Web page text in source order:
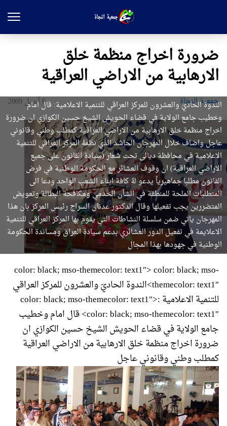
ضرورة اخراج منظمة خلق
الارهابية من الاراضي العراقية
جمعیة النجاة 6 أبريل 2009
الندوة الحاديَ والعشرون للمركز العراقي للتنمية الاعلامية: قال امام
وخطيب جامع الولاية في قضاء الحويش الشيخ حسين الكوازي ان ضرورة
اخراج منظمة خلق الارهابية من الاراضي العراقية كمطلب وطني وقانوني
عاجل واضاف خلال المهرجان الحاشد الذي نظمهُ المركز العراقي للتنمية
الاعلامية في محافظة ديالى تحت شعار (سيادة القانون على جميع
الاراضي العراقية) ان وقوف العشائر مع الحكومة الوطنية في فرض
القانون مطلبا جماهيرياً يدعو لهُ كافة ابناء الشعب الواحد ودعا الى
المتطلبات الملحة للمنطقة في الشأن الخدمي ومكافحة البطالة وتعويض
المتضررين يجب تفعيلها وقال الدكتور عدنان السراج رئيس المركز بان هذا
المهرجان ياتي ضمن سلسلة النشاطات التي يقوم بها المركز العراقي للتنمية
الاعلايمة في تفعيل الدور العشائري بدعم سيادة العراق ومساندة الحكومة
الوطنية في جهودها بهذا المجال
color: black; mso-themecolor: text1″> color: black; mso-
themecolor: text1″>الندوة الحاديَ والعشرون للمركز العراقي
للتنمية الاعلامية color: black; mso-themecolor: text1″>:
color: black; mso-themecolor: text1″> قال امام وخطيب
جامع الولاية في قضاء الحويش الشيخ حسين الكوازي ان
ضرورة اخراج منظمة خلق الارهابية من الاراضي العراقية
كمطلب وطني وقانوني عاجل